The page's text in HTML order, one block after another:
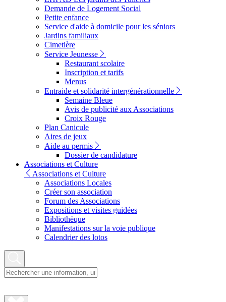
Demande de Logement Social
Petite enfance
Service d'aide à domicile pour les séniors
Jardins familiaux
Cimetière
Service Jeunesse
Restaurant scolaire
Inscription et tarifs
Menus
Entraide et solidarité intergénérationnelle
Semaine Bleue
Avis de publicité aux Associations
Croix Rouge
Plan Canicule
Aires de jeux
Aide au permis
Dossier de candidature
Associations et Culture
Associations et Culture
Associations Locales
Créer son association
Forum des Associations
Expositions et visites guidées
Bibliothèque
Manifestations sur la voie publique
Calendrier des lotos